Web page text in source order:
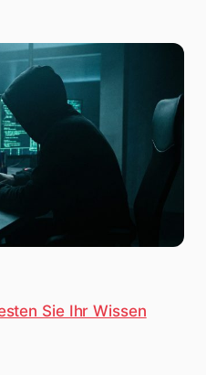
Sie Ihr Wissen